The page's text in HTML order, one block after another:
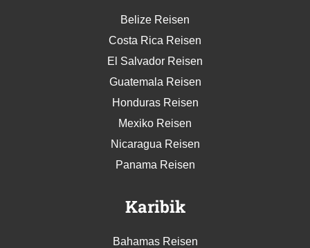
Belize Reisen
Costa Rica Reisen
El Salvador Reisen
Guatemala Reisen
Honduras Reisen
Mexiko Reisen
Nicaragua Reisen
Panama Reisen
Karibik
Bahamas Reisen